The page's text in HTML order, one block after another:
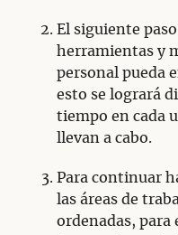
El siguiente paso
herramientas y
personal pueda
esto se logrará
tiempo en cada
llevan a cabo.
Para continuar
las áreas de
ordenadas, para